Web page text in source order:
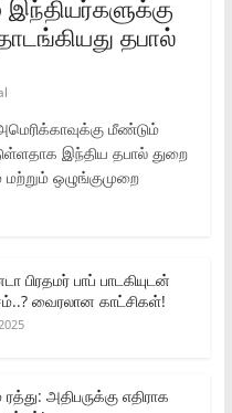
தபால்
மீண்டும்
இந்திய தபால் துறை
மற்றும் ஒழுங்குமுறை
பிரதமர் பாப் பாடகியுடன்
வைரலான காட்சிகள்!
அதிபருக்கு எதிராக